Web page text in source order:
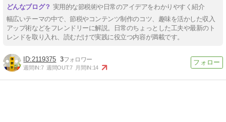
実用的な節税術や日常のアイデアをわかりやすく紹介
幅広いテーマの中で、節税やコンテンツ制作のコツ、趣味を活かした収入
アップ術などをフレンドリーに解説。日常のちょっとした工夫や最新のト
レンドを取り入れ、読むだけで実践に役立つ内容が満載です。
2119375 3
週間IN:7 週間OUT:7 月間IN:14